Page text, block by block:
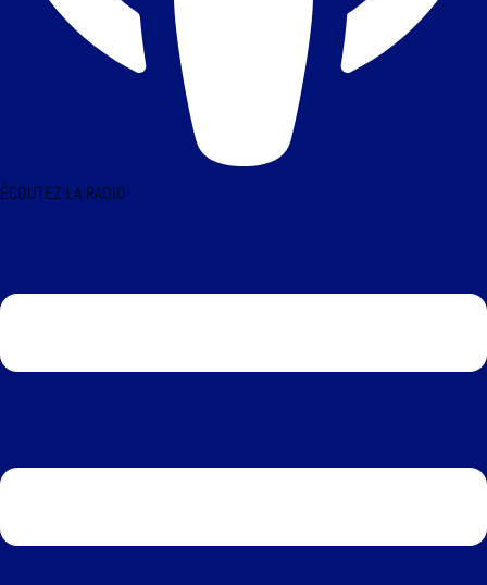
ÉCOUTEZ LA RADIO